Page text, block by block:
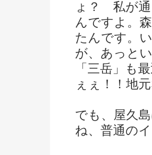
ょ？ 私が通
んですよ。
たんです。
が、あっと
「三岳」も
ぇぇ！！地
でも、屋久
ね、普通の